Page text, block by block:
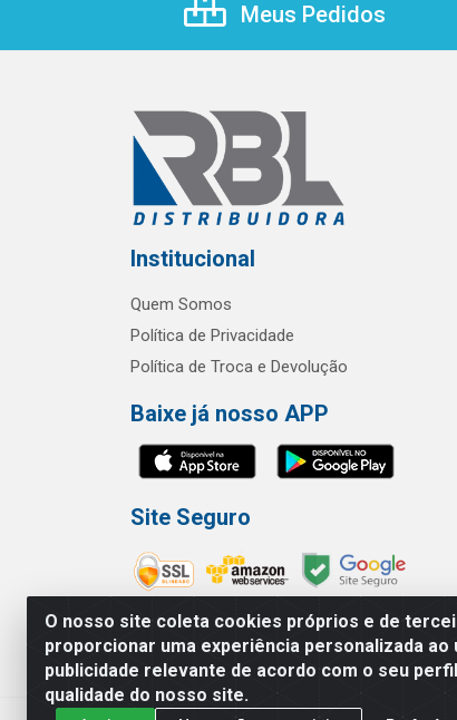
O nosso site coleta cookies próprios e de
proporcionar uma experiência personalizada
publicidade relevante de acordo com o seu
qualidade do nosso site.
Meus Pedidos
Institucional
Quem Somos
Política de Privacidade
Política de Troca e Devolução
Baixe já nosso APP
Site Seguro
RBL Distribuidora